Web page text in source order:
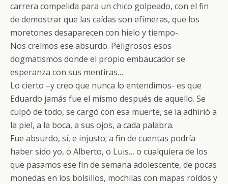
carrera compelida para un chico golpeado, con el fin
de demostrar que las caídas son efímeras, que los
moretones desaparecen con hielo y tiempo-.
Nos creímos ese absurdo. Peligrosos esos
dogmatismos donde el propio embaucador se
esperanza con sus mentiras…
Lo cierto –y creo que nunca lo entendimos- es que
Eduardo jamás fue el mismo después de aquello. Se
culpó de todo, se cargó con esa muerte, se la adhirió a
la piel, a la boca, a sus ojos, a cada palabra.
Fue absurdo, sí, e injusto; a fin de cuentas podría
haber sido yo, o Alberto, o Luis… o cualquiera de los
que pasamos ese fin de semana adolescente, de pocas
monedas en los bolsillos, mochilas con mapas roídos y